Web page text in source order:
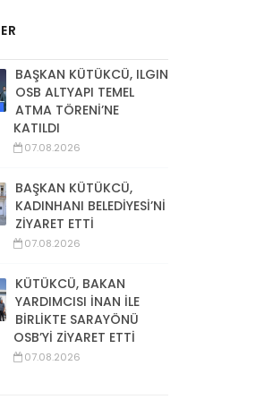
BAŞKAN KÜTÜKCÜ, ILGIN
OSB ALTYAPI TEMEL
ATMA TÖRENİ’NE
KATILDI
07.08.2026
BAŞKAN KÜTÜKCÜ,
KADINHANI BELEDİYESİ’Nİ
ZİYARET ETTİ
07.08.2026
KÜTÜKCÜ, BAKAN
YARDIMCISI İNAN İLE
BİRLİKTE SARAYÖNÜ
OSB’Yİ ZİYARET ETTİ
07.08.2026